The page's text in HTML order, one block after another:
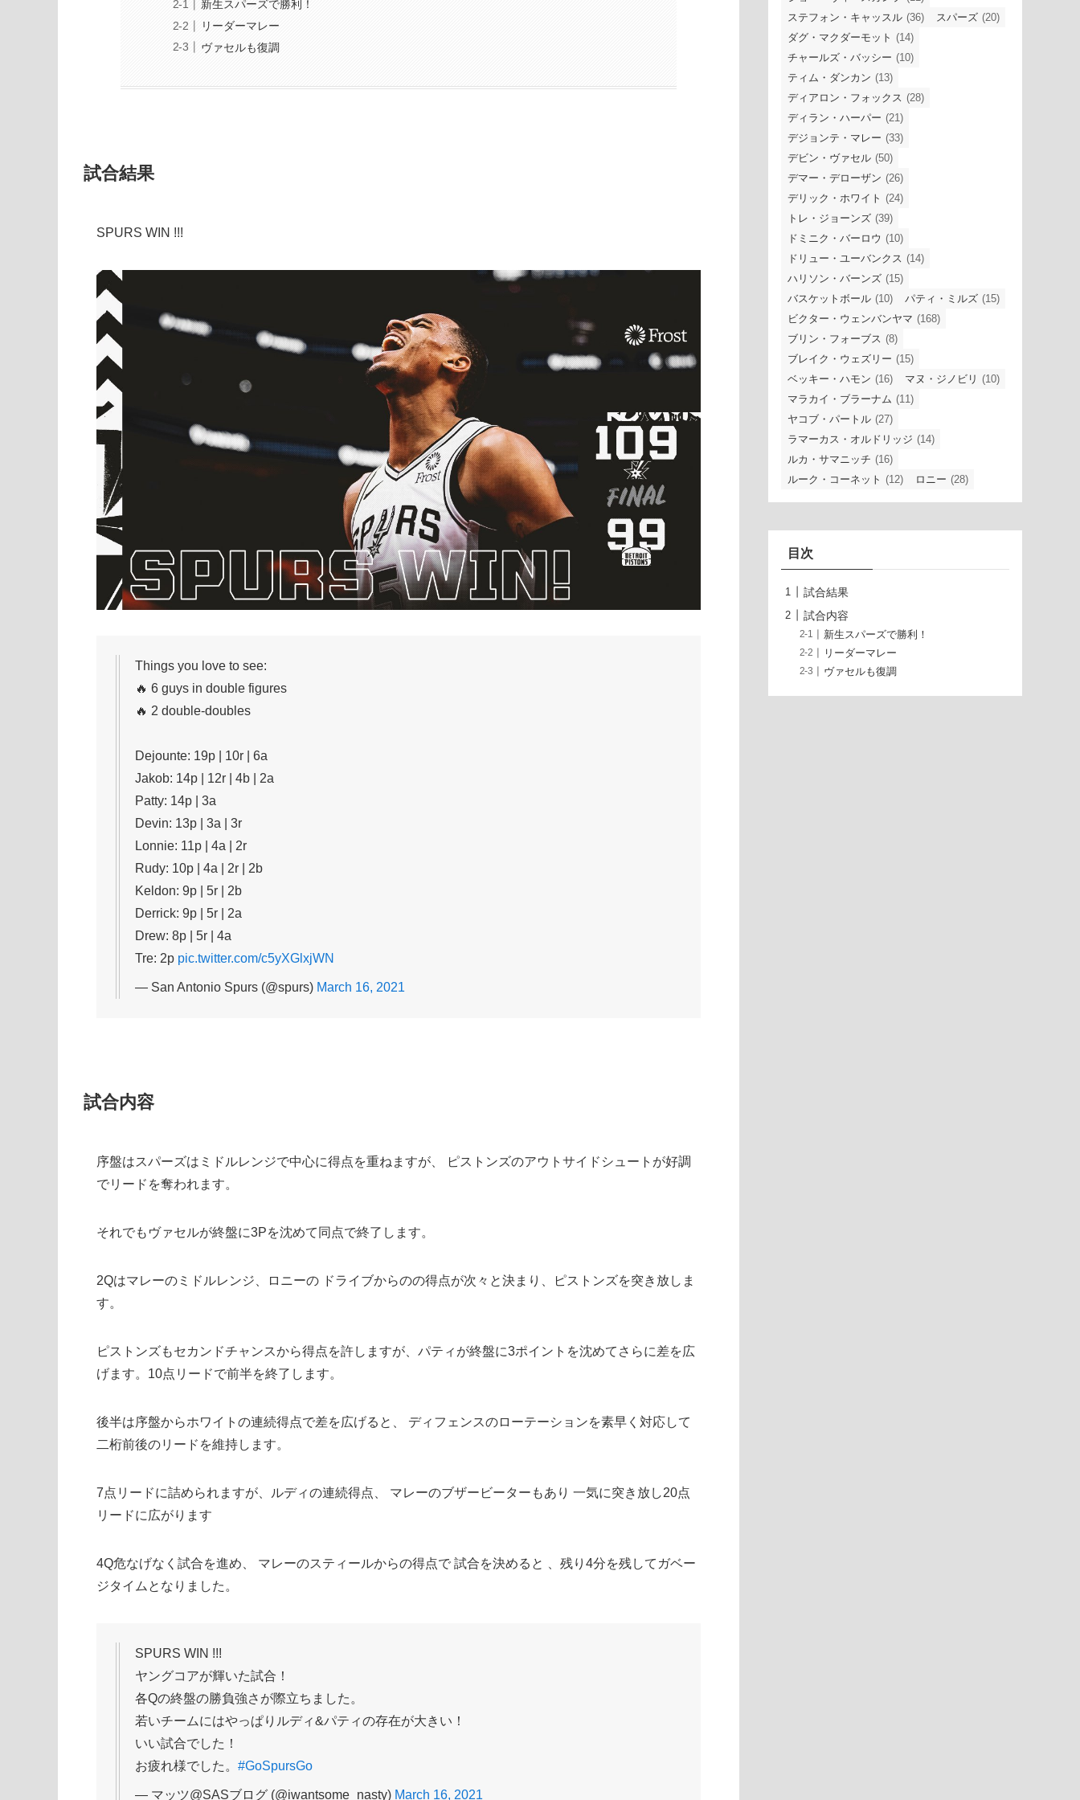
新生スパーズで勝利！
リーダーマレー
ヴァセルも復調
試合結果
SPURS WIN !!!
Things you love to see:
🔥 6 guys in double figures
🔥 2 double-doubles
Dejounte: 19p | 10r | 6a
Jakob: 14p | 12r | 4b | 2a
Patty: 14p | 3a
Devin: 13p | 3a | 3r
Lonnie: 11p | 4a | 2r
Rudy: 10p | 4a | 2r | 2b
Keldon: 9p | 5r | 2b
Derrick: 9p | 5r | 2a
Drew: 8p | 5r | 4a
Tre: 2p pic.twitter.com/c5yXGlxjWN
— San Antonio Spurs (@spurs) March 16, 2021
試合内容
序盤はスパーズはミドルレンジで中心に得点を重ねますが、 ピストンズのアウトサイドシュートが好調
でリードを奪われます。
それでもヴァセルが終盤に3Pを沈めて同点で終了します。
2Qはマレーのミドルレンジ、ロニーの ドライブからのの得点が次々と決まり、ピストンズを突き放しま
す。
ピストンズもセカンドチャンスから得点を許しますが、パティが終盤に3ポイントを沈めてさらに差を広
げます。10点リードで前半を終了します。
後半は序盤からホワイトの連続得点で差を広げると、 ディフェンスのローテーションを素早く対応して
二桁前後のリードを維持します。
7点リードに詰められますが、ルディの連続得点、 マレーのブザービーターもあり 一気に突き放し20点
リードに広がります
4Q危なげなく試合を進め、 マレーのスティールからの得点で 試合を決めると 、残り4分を残してガベー
ジタイムとなりました。
SPURS WIN !!!
ヤングコアが輝いた試合！
各Qの終盤の勝負強さが際立ちました。
若いチームにはやっぱりルディ&パティの存在が大きい！
いい試合でした！
お疲れ様でした。 #GoSpursGo
— マッツ@SASブログ (@iwantsome_nasty) March 16, 2021
ステフォン・キャッスル (36) スパーズ (20)
ダグ・マクダーモット (14)
チャールズ・バッシー (10)
ティム・ダンカン (13)
ディアロン・フォックス (28)
ディラン・ハーパー (21)
デジョンテ・マレー (33)
デビン・ヴァセル (50)
デマー・デローザン (26)
デリック・ホワイト (24)
トレ・ジョーンズ (39)
ドミニク・バーロウ (10)
ドリュー・ユーバンクス (14)
ハリソン・バーンズ (15)
バスケットボール (10) パティ・ミルズ (15)
ビクター・ウェンバンヤマ (168)
ブリン・フォーブス (8)
ブレイク・ウェズリー (15)
ベッキー・ハモン (16) マヌ・ジノビリ (10)
マラカイ・ブラーナム (11)
ヤコブ・パートル (27)
ラマーカス・オルドリッジ (14)
ルカ・サマニッチ (16)
ルーク・コーネット (12) ロニー (28)
目次
試合結果
試合内容
新生スパーズで勝利！
リーダーマレー
ヴァセルも復調